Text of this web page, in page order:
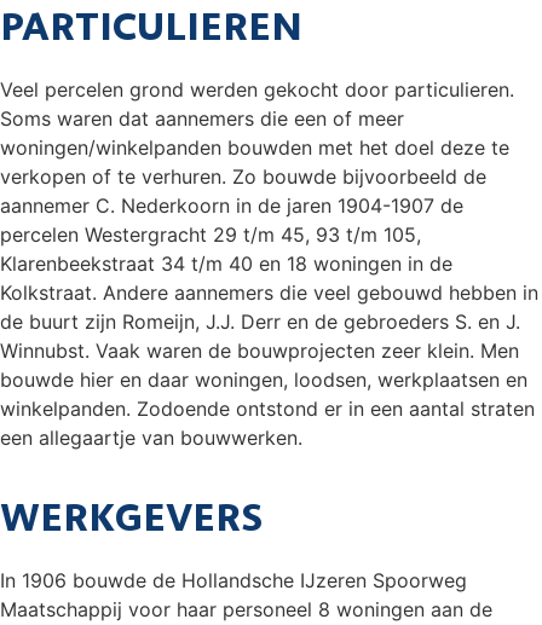
PARTICULIEREN
Veel percelen grond werden gekocht door particulieren.
Soms waren dat aannemers die een of meer
woningen/winkelpanden bouwden met het doel deze te
verkopen of te verhuren. Zo bouwde bijvoorbeeld de
aannemer C. Nederkoorn in de jaren 1904-1907 de
percelen Westergracht 29 t/m 45, 93 t/m 105,
Klarenbeekstraat 34 t/m 40 en 18 woningen in de
Kolkstraat. Andere aannemers die veel gebouwd hebben in
de buurt zijn Romeijn, J.J. Derr en de gebroeders S. en J.
Winnubst. Vaak waren de bouwprojecten zeer klein. Men
bouwde hier en daar woningen, loodsen, werkplaatsen en
winkelpanden. Zodoende ontstond er in een aantal straten
een allegaartje van bouwwerken.
WERKGEVERS
In 1906 bouwde de Hollandsche IJzeren Spoorweg
Maatschappij voor haar personeel 8 woningen aan de